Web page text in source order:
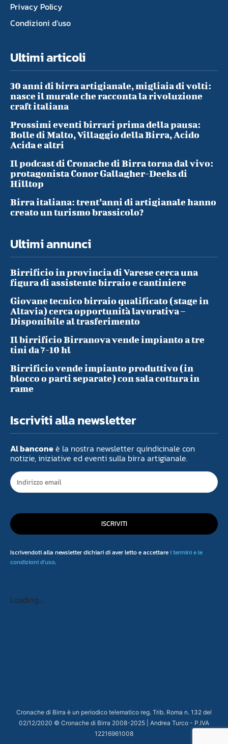
Privacy Policy
Condizioni d’uso
Ultimi articoli
30 anni di birra artigianale, migliaia di volti:
nasce il murale che racconta la rivoluzione
craft italiana
Prossimi eventi birrari prima della pausa:
Bolle di Malto, Villaggio della Birra, Acido
Acida e altri
Il podcast di Cronache di Birra torna dal vivo:
protagonista Conor Gallagher-Deeks di
Hilltop
Birra italiana: trent’anni di artigianale hanno
creato un turismo brassicolo?
Ultimi annunci
Birrificio in provincia di Varese cerca una
figura di assistente birraio e cantiniere
Giovane tecnico birraio qualificato (stage in
Altavia) cerca opportunità lavorativa –
Disponibile al trasferimento
Il birrificio Birranova vende impianto a tre
tini da 7-10 hl
Birrificio vende impianto produttivo (in
blocco o parti separate) con sala cottura in
rame
Iscriviti alla newsletter
Al banconeè la nostra newsletter quindicinale con
notizie, iniziative ed eventi sulla birra artigianale.
ISCRIVITI
Iscrivendoti alla newsletter dichiari di aver letto e accettarei termini e le
condizioni d'uso.
Loading...
Cronache di Birra è un periodico telematico reg. Trib. Roma n. 132 del
02/12/2020 © Cronache di Birra 2008-2025 | Andrea Turco - P.IVA
12216961008